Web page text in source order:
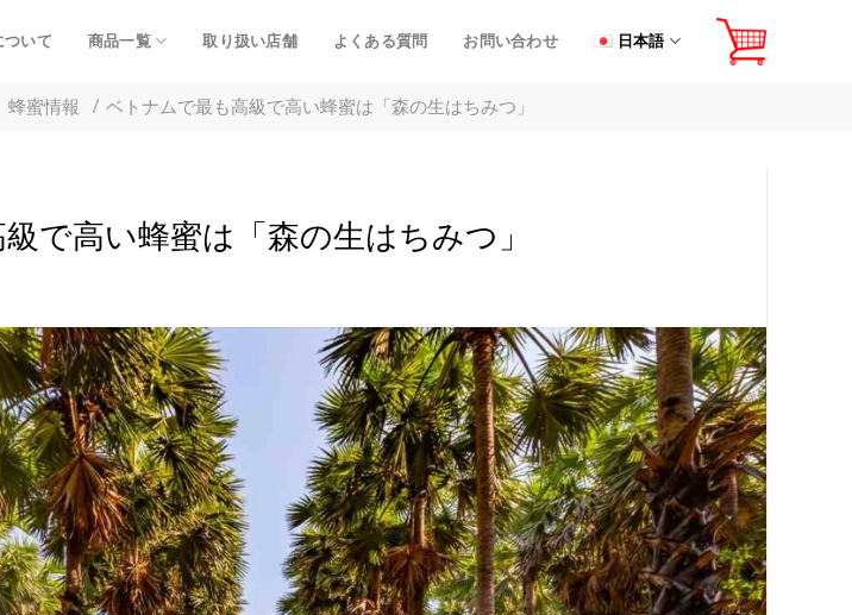
いて 商品一覧 取り扱い店舗 よくある質問 お問い合わせ 日本語
蜂蜜情報 / ベトナムで最も高級で高い蜂蜜は「森の生はちみつ」
で高い蜂蜜は「森の生はちみつ」